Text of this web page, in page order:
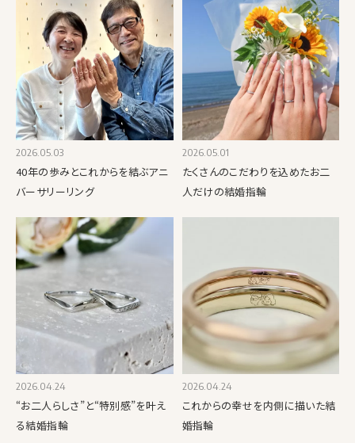
2026.05.03
40年の歩みとこれからを結ぶアニ
バーサリーリング
2026.05.01
たくさんのこだわりを込めたお二
人だけの結婚指輪
2026.04.24
“お二人らしさ”と“特別感”を叶え
る結婚指輪
2026.04.24
これからの幸せを内側に描いた結
婚指輪